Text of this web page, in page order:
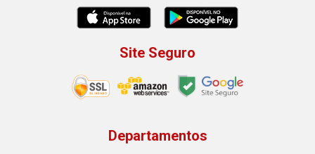
Site Seguro
Departamentos